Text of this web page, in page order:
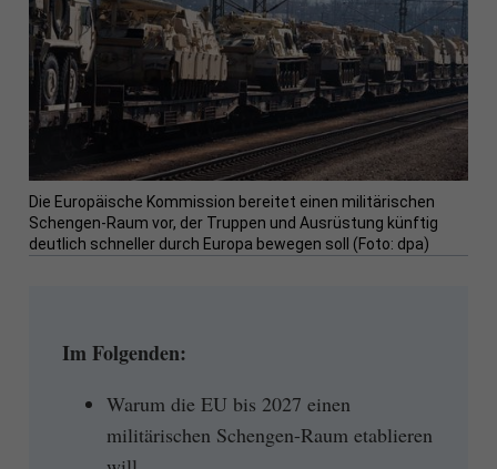
Die Europäische Kommission bereitet einen militärischen
Schengen-Raum vor, der Truppen und Ausrüstung künftig
deutlich schneller durch Europa bewegen soll (Foto: dpa)
Im Folgenden:
Warum die EU bis 2027 einen
militärischen Schengen-Raum etablieren